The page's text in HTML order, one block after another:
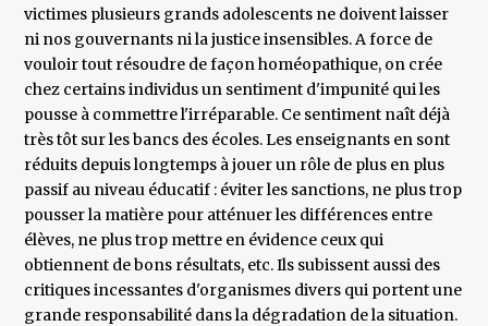
victimes plusieurs grands adolescents ne doivent laisser
ni nos gouvernants ni la justice insensibles. A force de
vouloir tout résoudre de façon homéopathique, on crée
chez certains individus un sentiment d'impunité qui les
pousse à commettre l'irréparable. Ce sentiment naît déjà
très tôt sur les bancs des écoles. Les enseignants en sont
réduits depuis longtemps à jouer un rôle de plus en plus
passif au niveau éducatif : éviter les sanctions, ne plus trop
pousser la matière pour atténuer les différences entre
élèves, ne plus trop mettre en évidence ceux qui
obtiennent de bons résultats, etc. Ils subissent aussi des
critiques incessantes d'organismes divers qui portent une
grande responsabilité dans la dégradation de la situation.